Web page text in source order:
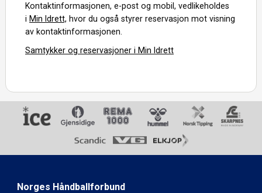
Kontaktinformasjonen, e-post og mobil, vedlikeholdes
i Min Idrett, hvor du også styrer reservasjon mot visning
av kontaktinformasjonen.
Samtykker og reservasjoner i Min Idrett
Norges Håndballforbund